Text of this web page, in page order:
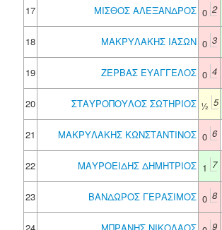
17 ΜΙΣΘΟΣ ΑΛΕΞΑΝΔΡΟΣ 0 2
18
ΜΑΚΡΥΛΑΚΗΣ ΙΑΣΩΝ 0 3
19
ΖΕΡΒΑΣ ΕΥΑΓΓΕΛΟΣ 0 4
20
ΣΤΑΥΡΟΠΟΥΛΟΣ ΣΩΤΗΡΙΟΣ ½ 5
21 ΜΑΚΡΥΛΑΚΗΣ ΚΩΝΣΤΑΝΤΙΝΟΣ 0 6
22
ΜΑΥΡΟΕΙΔΗΣ ΔΗΜΗΤΡΙΟΣ 1 7
23
ΒΑΝΔΩΡΟΣ ΓΕΡΑΣΙΜΟΣ 0 8
9